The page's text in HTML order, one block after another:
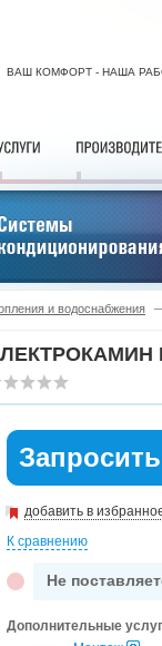
ВАШ КОМФОРТ - НАША
и водоснабжения
добавить в
К сравнению
Не
Дополнительные